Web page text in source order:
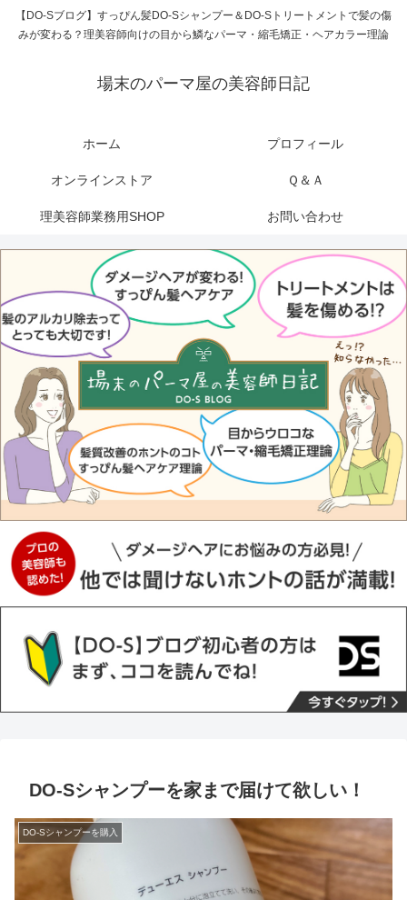
【DO-Sブログ】すっぴん髪DO-Sシャンプー＆DO-Sトリートメントで髪の傷
みが変わる？理美容師向けの目から鱗なパーマ・縮毛矯正・ヘアカラー理論
場末のパーマ屋の美容師日記
ホーム プロフィール
オンラインストア Ｑ＆Ａ
理美容師業務用SHOP お問い合わせ
DO-Sシャンプーを家まで届けて欲しい！
DO-Sシャンプーを購入